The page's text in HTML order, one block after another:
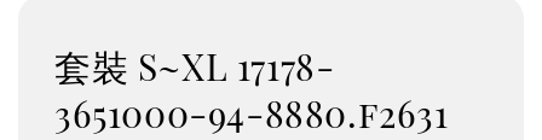
套裝 S~XL 17178-
3651000-94-8880.f2631